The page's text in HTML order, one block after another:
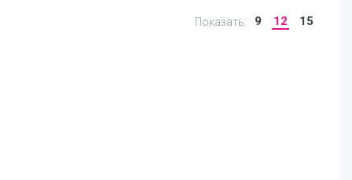
Показать: 9 12 15